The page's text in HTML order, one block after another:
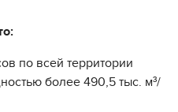
по всей территории
более 490,5 тыс. м³/